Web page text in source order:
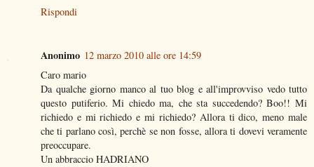
Rispondi
Anonimo 12 marzo 2010 alle ore 14:59
Caro mario
Da qualche giorno manco al tuo blog e all'improvviso vedo tutto
questo putiferio. Mi chiedo ma, che sta succedendo? Boo!! Mi
richiedo e mi richiedo e mi richiedo? Allora ti dico, meno male
che ti parlano così, perchè se non fosse, allora ti dovevi veramente
preoccupare.
Un abbraccio HADRIANO